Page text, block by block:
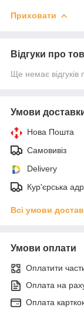
Приховати
Відгуки про
Ще немає відгуків
Умови
Нова Пошта
Самовивіз
Delivery
Кур'єрська
Всі умови
Умови оплати
Оплатити
Оплата на
Оплата